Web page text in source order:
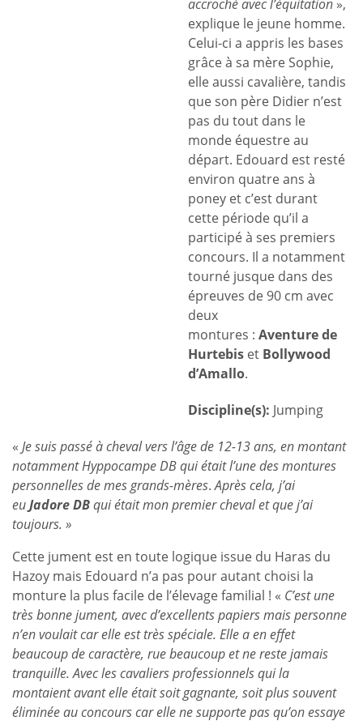
accroché avec l’équitation »,
explique le jeune homme.
Celui-ci a appris les bases
grâce à sa mère Sophie,
elle aussi cavalière, tandis
que son père Didier n’est
pas du tout dans le
monde équestre au
départ. Edouard est resté
environ quatre ans à
poney et c’est durant
cette période qu’il a
participé à ses premiers
concours. Il a notamment
tourné jusque dans des
épreuves de 90 cm avec
deux
montures : Aventure de
Hurtebis et Bollywood
d’Amallo.
Discipline(s): Jumping
« Je suis passé à cheval vers l’âge de 12-13 ans, en montant
notamment Hyppocampe DB qui était l’une des montures
personnelles de mes grands-mères.Après cela, j’ai
euJadore DBqui était mon premier cheval et que j’ai
toujours. »
Cette jument est en toute logique issue du Haras du
Hazoy mais Edouard n’a pas pour autant choisi la
monture la plus facile de l’élevage familial ! « C’est une
très bonne jument, avec d’excellents papiers mais personne
n’en voulait car elle est très spéciale. Elle a en effet
beaucoup de caractère, rue beaucoup et ne reste jamais
tranquille. Avec les cavaliers professionnels qui la
montaient avant elle était soit gagnante, soit plus souvent
éliminée au concours car elle ne supporte pas qu’on essaye